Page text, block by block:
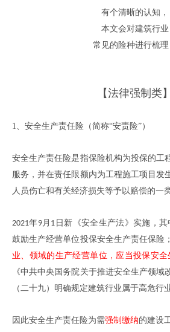
有个清晰的认知 ，
本文会对建筑行业
常见的险种进行梳理
【法律强制类】
1、 安全生产责任险 （简称“安责险”）
安全生产责任险是指保险机构为投保的工
服务，并在责任限额内为工程施工项目发
人员伤亡和有关经济损失等予以赔偿的一
2021年9月 1 日新《安全生产法》实施，
鼓励生产经营单位投保安全生产责任保险；
业、领域的生产经营单位，应当投保安全
《中共中央国务院关于推进安全生产领域
（二十九）明确规定建筑行业属于高危行
因此安全生产责任险为需强制缴纳的建设